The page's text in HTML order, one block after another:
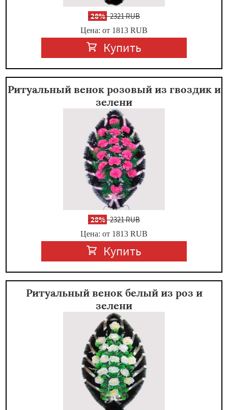
-28%2321 RUB
Цена: от 1813 RUB
Купить
Ритуальный венок розовый из гвоздик и
зелени
-28%2321 RUB
Цена: от 1813 RUB
Купить
Ритуальный венок белый из роз и
зелени